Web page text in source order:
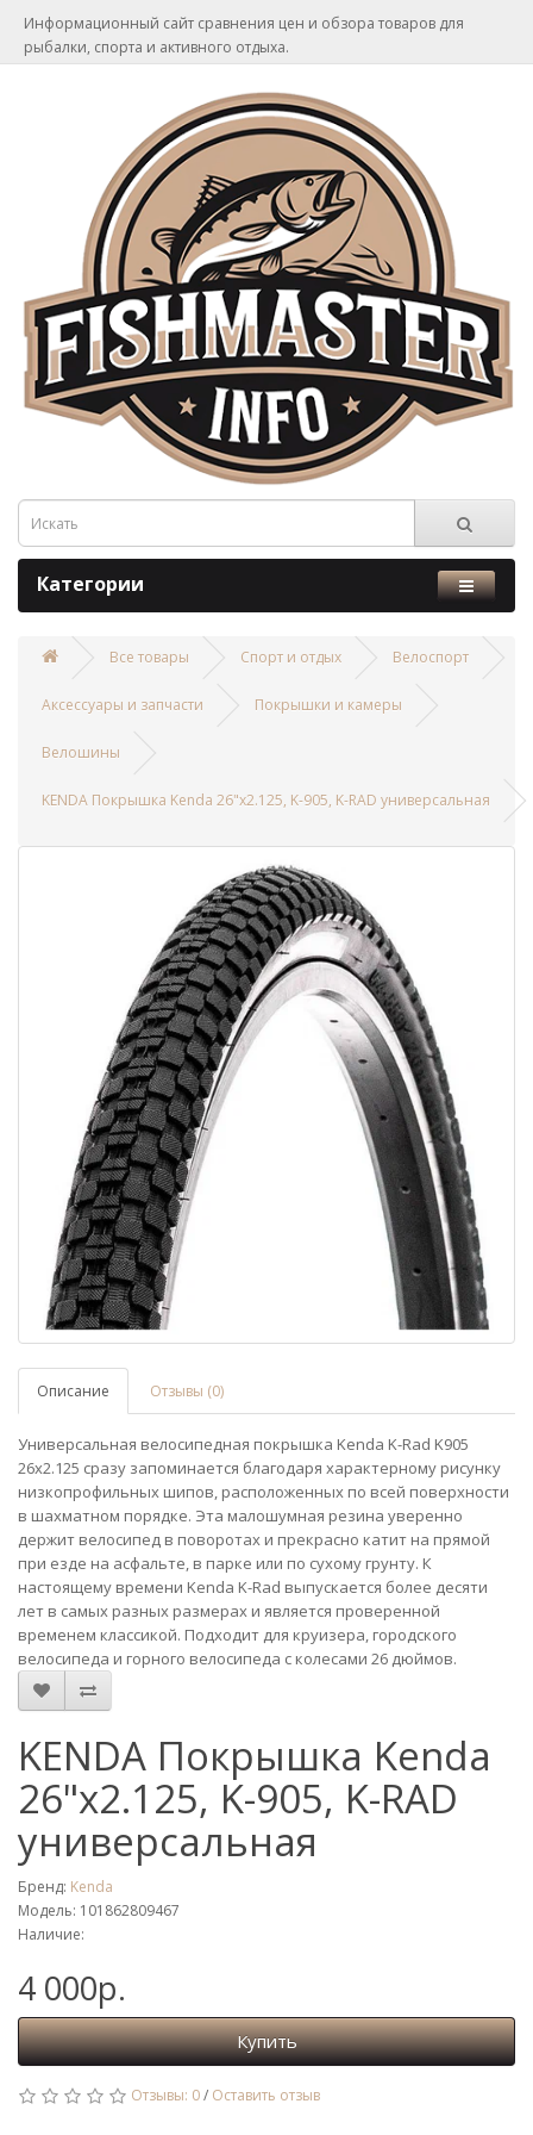
Информационный сайт сравнения цен и обзора товаров для
рыбалки, спорта и активного отдыха.
Категории
Все товары Спорт и отдых Велоспорт
Аксессуары и запчасти Покрышки и камеры
Велошины
KENDA Покрышка Kenda 26"x2.125, K-905, K-RAD универсальная
Описание Отзывы (0)
Универсальная велосипедная покрышка Kenda K-Rad K905
26x2.125 сразу запоминается благодаря характерному рисунку
низкопрофильных шипов, расположенных по всей поверхности
в шахматном порядке. Эта малошумная резина уверенно
держит велосипед в поворотах и прекрасно катит на прямой
при езде на асфальте, в парке или по сухому грунту. К
настоящему времени Kenda K-Rad выпускается более десяти
лет в самых разных размерах и является проверенной
временем классикой. Подходит для круизера, городского
велосипеда и горного велосипеда с колесами 26 дюймов.
KENDA Покрышка Kenda
26"x2.125, K-905, K-RAD
универсальная
Бренд: Kenda
Модель: 101862809467
Наличие:
4 000р.
Купить
Отзывы: 0/ Оставить отзыв